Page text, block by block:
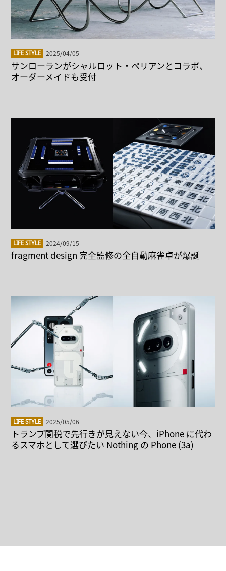
LIFE STYLE 2025/04/05
サンローランがシャルロット・ペリアンとコラボ、
オーダーメイドも受付
LIFE STYLE 2024/09/15
fragment design 完全監修の全自動麻雀卓が爆誕
LIFE STYLE 2025/05/06
トランプ関税で先行きが見えない今、iPhone に代わ
るスマホとして選びたい Nothing の Phone (3a)